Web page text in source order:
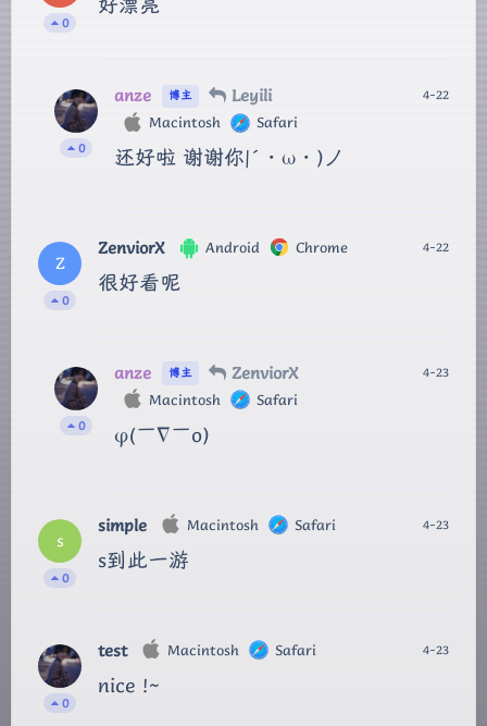
夜间模式
0
0
anze 博主 Leyili
Macintosh Safari
4-22
还好啦 谢谢你|´・ω・)ノ
Z
0
ZenviorX Android Chrome 4-22
很好看呢
0
anze 博主 ZenviorX
Macintosh Safari
4-23
φ(￣∇￣o)
s
0
simple Macintosh Safari 4-23
s到此一游
0
test Macintosh Safari 4-23
nice !~